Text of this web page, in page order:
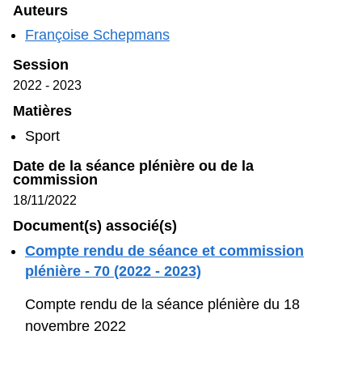
Document(s) associé(s)
Compte rendu de séance et commission
plénière - 70 (2022 - 2023)
Compte rendu de la séance plénière du 18
novembre 2022
PARTAGER